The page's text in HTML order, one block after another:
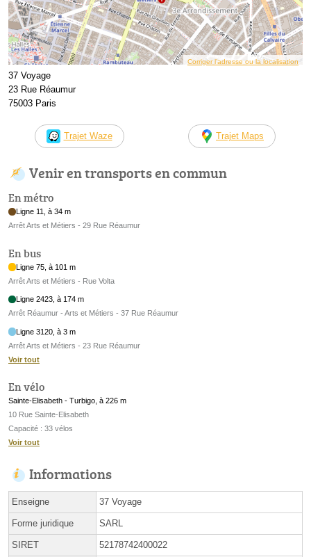
Corriger l’adresse ou la localisation
37 Voyage
23 Rue Réaumur
75003 Paris
Trajet Waze Trajet Maps
Venir en transports en commun
En métro
Ligne 11, à 34 m
Arrêt Arts et Métiers - 29 Rue Réaumur
En bus
Ligne 75, à 101 m
Arrêt Arts et Métiers - Rue Volta
Ligne 2423, à 174 m
Arrêt Réaumur - Arts et Métiers - 37 Rue Réaumur
Ligne 3120, à 3 m
Arrêt Arts et Métiers - 23 Rue Réaumur
Voir tout
En vélo
Sainte-Elisabeth - Turbigo, à 226 m
10 Rue Sainte-Elisabeth
Capacité : 33 vélos
Voir tout
Informations
Enseigne 37 Voyage
Forme juridique SARL
SIRET 52178742400022